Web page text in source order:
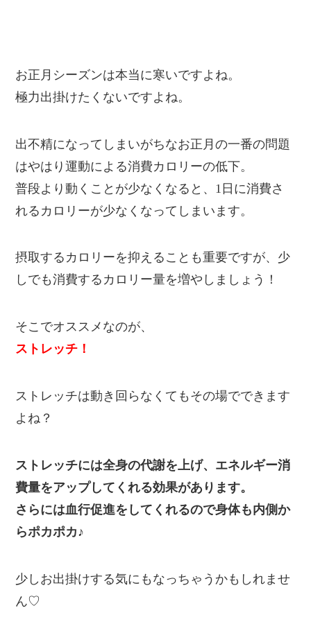
お正月シーズンは本当に寒いですよね。
極力出掛けたくないですよね。
出不精になってしまいがちなお正月の一番の問題
はやはり運動による消費カロリーの低下。
普段より動くことが少なくなると、1日に消費さ
れるカロリーが少なくなってしまいます。
摂取するカロリーを抑えることも重要ですが、少
しでも消費するカロリー量を増やしましょう！
そこでオススメなのが、
ストレッチ！
ストレッチは動き回らなくてもその場でできます
よね？
ストレッチには全身の代謝を上げ、エネルギー消
費量をアップしてくれる効果があります。
さらには血行促進をしてくれるので身体も内側か
らポカポカ♪
少しお出掛けする気にもなっちゃうかもしれませ
ん♡